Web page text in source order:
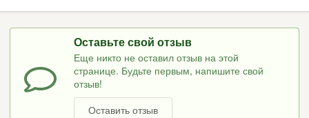
Оставьте свой отзыв
Еще никто не оставил отзыв на этой
странице. Будьте первым, напишите свой
отзыв!
Оставить отзыв